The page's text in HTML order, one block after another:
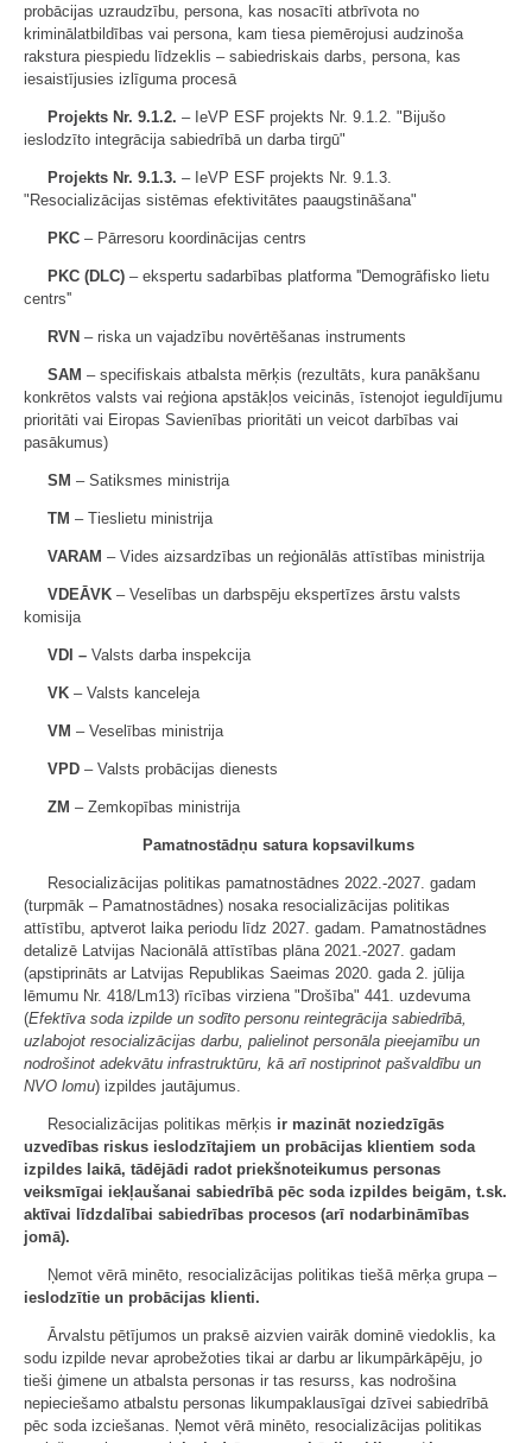
probācijas uzraudzību, persona, kas nosacīti atbrīvota no
kriminālatbildības vai persona, kam tiesa piemērojusi audzinoša
rakstura piespiedu līdzeklis – sabiedriskais darbs, persona, kas
iesaistījusies izlīguma procesā
Projekts Nr. 9.1.2. – IeVP ESF projekts Nr. 9.1.2. "Bijušo
ieslodzīto integrācija sabiedrībā un darba tirgū"
Projekts Nr. 9.1.3. – IeVP ESF projekts Nr. 9.1.3.
"Resocializācijas sistēmas efektivitātes paaugstināšana"
PKC – Pārresoru koordinācijas centrs
PKC (DLC) – ekspertu sadarbības platforma ''Demogrāfisko lietu
centrs''
RVN – riska un vajadzību novērtēšanas instruments
SAM – specifiskais atbalsta mērķis (rezultāts, kura panākšanu
konkrētos valsts vai reģiona apstākļos veicinās, īstenojot ieguldījumu
prioritāti vai Eiropas Savienības prioritāti un veicot darbības vai
pasākumus)
SM – Satiksmes ministrija
TM – Tieslietu ministrija
VARAM – Vides aizsardzības un reģionālās attīstības ministrija
VDEĀVK – Veselības un darbspēju ekspertīzes ārstu valsts
komisija
VDI – Valsts darba inspekcija
VK – Valsts kanceleja
VM – Veselības ministrija
VPD – Valsts probācijas dienests
ZM – Zemkopības ministrija
Pamatnostādņu satura kopsavilkums
Resocializācijas politikas pamatnostādnes 2022.-2027. gadam
(turpmāk – Pamatnostādnes) nosaka resocializācijas politikas
attīstību, aptverot laika periodu līdz 2027. gadam. Pamatnostādnes
detalizē Latvijas Nacionālā attīstības plāna 2021.-2027. gadam
(apstiprināts ar Latvijas Republikas Saeimas 2020. gada 2. jūlija
lēmumu Nr. 418/Lm13) rīcības virziena "Drošība" 441. uzdevuma
(Efektīva soda izpilde un sodīto personu reintegrācija sabiedrībā,
uzlabojot resocializācijas darbu, palielinot personāla pieejamību un
nodrošinot adekvātu infrastruktūru, kā arī nostiprinot pašvaldību un
NVO lomu) izpildes jautājumus.
Resocializācijas politikas mērķis ir mazināt noziedzīgās
uzvedības riskus ieslodzītajiem un probācijas klientiem soda
izpildes laikā, tādējādi radot priekšnoteikumus personas
veiksmīgai iekļaušanai sabiedrībā pēc soda izpildes beigām, t.sk.
aktīvai līdzdalībai sabiedrības procesos (arī nodarbināmības
jomā).
Ņemot vērā minēto, resocializācijas politikas tiešā mērķa grupa –
ieslodzītie un probācijas klienti.
Ārvalstu pētījumos un praksē aizvien vairāk dominē viedoklis, ka
sodu izpilde nevar aprobežoties tikai ar darbu ar likumpārkāpēju, jo
tieši ģimene un atbalsta personas ir tas resurss, kas nodrošina
nepieciešamo atbalstu personas likumpaklausīgai dzīvei sabiedrībā
pēc soda izciešanas. Ņemot vērā minēto, resocializācijas politikas